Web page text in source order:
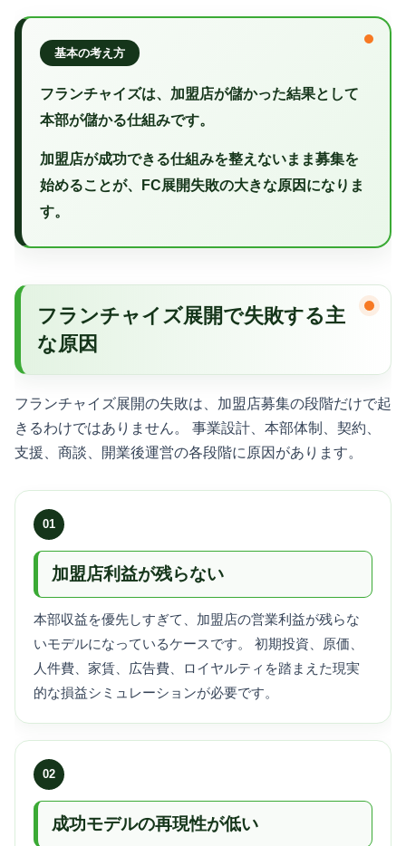
基本の考え方
フランチャイズは、加盟店が儲かった結果として
本部が儲かる仕組みです。
加盟店が成功できる仕組みを整えないまま募集を
始めることが、FC展開失敗の大きな原因になりま
す。
フランチャイズ展開で失敗する主
な原因
フランチャイズ展開の失敗は、加盟店募集の段階だけで起
きるわけではありません。 事業設計、本部体制、契約、
支援、商談、開業後運営の各段階に原因があります。
01
加盟店利益が残らない
本部収益を優先しすぎて、加盟店の営業利益が残らな
いモデルになっているケースです。 初期投資、原価、
人件費、家賃、広告費、ロイヤルティを踏まえた現実
的な損益シミュレーションが必要です。
02
成功モデルの再現性が低い